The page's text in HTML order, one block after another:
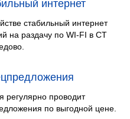
интернет
стабильный интернет
на раздачу по WI-FI в СТ
регулярно проводит
по выгодной цене.